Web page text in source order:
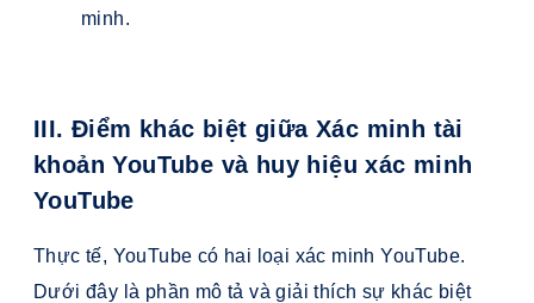
minh.
III. Điểm khác biệt giữa Xác minh tài
khoản YouTube và huy hiệu xác minh
YouTube
Thực tế, YouTube có hai loại xác minh YouTube.
Dưới đây là phần mô tả và giải thích sự khác biệt